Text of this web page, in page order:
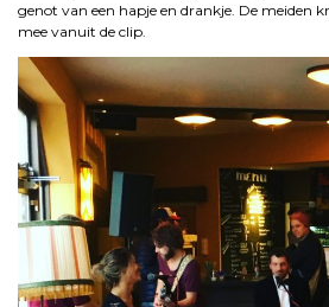
genot van een hapje en drankje. De meiden
mee vanuit de clip.